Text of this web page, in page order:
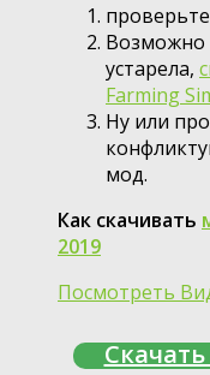
Возможно
устарела,
Farming
Ну или
мод.
Как скачивать
2019
Посмотреть